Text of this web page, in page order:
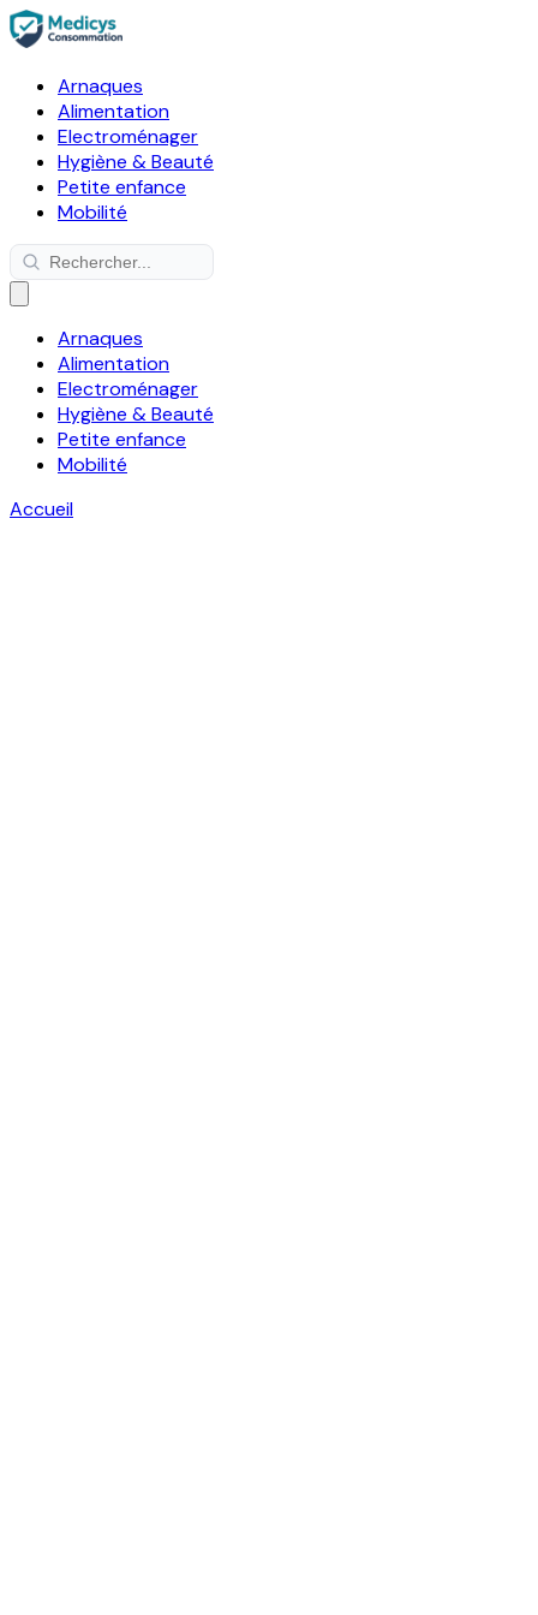
Arnaques
Alimentation
Electroménager
Hygiène & Beauté
Petite enfance
Mobilité
Arnaques
Alimentation
Electroménager
Hygiène & Beauté
Petite enfance
Mobilité
Accueil